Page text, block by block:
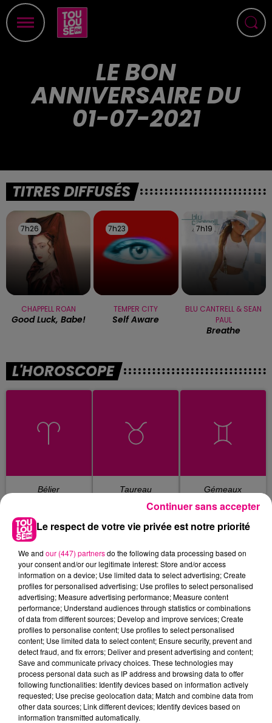
LE BON
ANNIVERSAIRE DU
01-07-2021
TITRES DIFFUSÉS
7h26
7h26
CHAPPELL ROAN
Good Luck, Babe!
7h23
7h23
TEMPER CITY
Self Aware
7h19
7h19
BLU CANTRELL & SEAN
PAUL
Breathe
L'HOROSCOPE
Bélier Taureau Gémeaux
Cancer Lion Vierge
Balance Scorpion Sagittaire
Le respect de votre vie privée est notre priorité
We and our (447) partnersdo the following data processing based on
your consent and/or our legitimate interest: Store and/or access
information on a device; Use limited data to select advertising; Create
profiles for personalised advertising; Use profiles to select personalised
advertising; Measure advertising performance; Measure content
performance; Understand audiences through statistics or combinations
of data from different sources; Develop and improve services; Create
profiles to personalise content; Use profiles to select personalised
content; Use limited data to select content; Ensure security, prevent and
detect fraud, and fix errors; Deliver and present advertising and content;
Save and communicate privacy choices. These technologies may
process personal data such as IP address and browsing data to offer
following functionalities: Identify devices based on information actively
requested; Use precise geolocation data; Match and combine data from
other data sources; Link different devices; Identify devices based on
information transmitted automatically.
Continuer sans accepter